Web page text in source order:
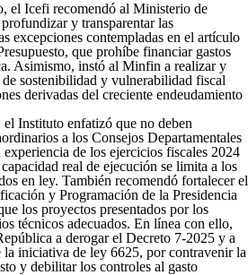
el Icefi recomendó al Ministerio de
y transparentar las
excepciones contempladas en el artículo
que prohíbe financiar gastos
Asimismo, instó al Minfin a realizar y
sostenibilidad y vulnerabilidad fiscal
derivadas del creciente endeudamiento
Instituto enfatizó que no deben
a los Consejos Departamentales
de los ejercicios fiscales 2024
real de ejecución se limita a los
en ley. También recomendó fortalecer el
y Programación de la Presidencia
los proyectos presentados por los
técnicos adecuados. En línea con ello,
a derogar el Decreto 7-2025 y a
iniciativa de ley 6625, por contravenir la
y debilitar los controles al gasto